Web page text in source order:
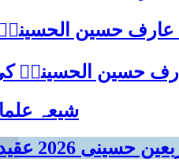
عارف حسین
قائد ملت جعفریہ پاکستان علامہ ساجد علی نقوی کا اہم
شیعہ
منایا گیا، لاکھوں عزادار جلوسوں میں شریک